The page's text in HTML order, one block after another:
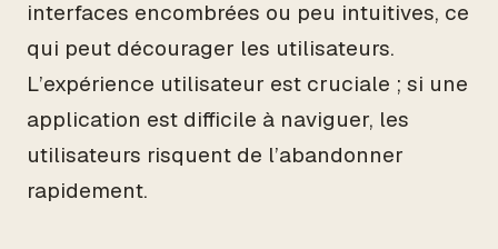
interfaces encombrées ou peu intuitives, ce
qui peut décourager les utilisateurs.
L’expérience utilisateur est cruciale ; si une
application est difficile à naviguer, les
utilisateurs risquent de l’abandonner
rapidement.